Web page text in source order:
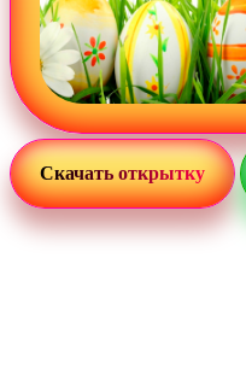
Скачать открытку